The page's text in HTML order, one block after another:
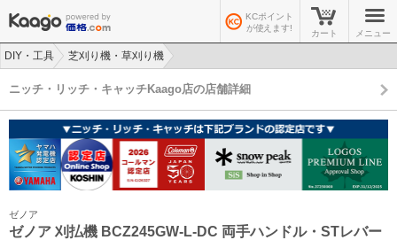
KCポイント
が使えます!
カート メニュー
DIY・工具
芝刈り機・草刈り機
ニッチ・リッチ・キャッチKaago店の店舗詳細
ゼノア
ゼノア 刈払機 BCZ245GW-L-DC 両手ハンドル・STレバー